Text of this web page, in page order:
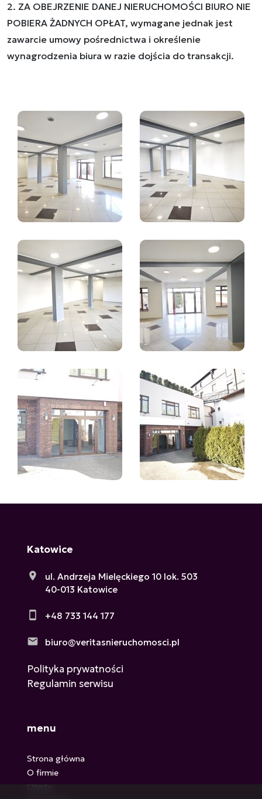
2. ZA OBEJRZENIE DANEJ NIERUCHOMOŚCI BIURO NIE
POBIERA ŻADNYCH OPŁAT, wymagane jednak jest
zawarcie umowy pośrednictwa i określenie
wynagrodzenia biura w razie dojścia do transakcji.
Katowice
ul. Andrzeja Mielęckiego 10 lok. 503
40-013 Katowice
+48 733 144 177
biuro@veritasnieruchomosci.pl
Polityka prywatności
Regulamin serwisu
menu
Strona główna
O firmie
Oferty